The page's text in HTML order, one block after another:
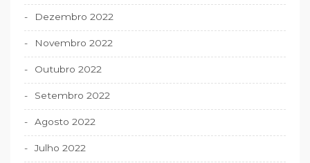
Dezembro 2022
Novembro 2022
Outubro 2022
Setembro 2022
Agosto 2022
Julho 2022